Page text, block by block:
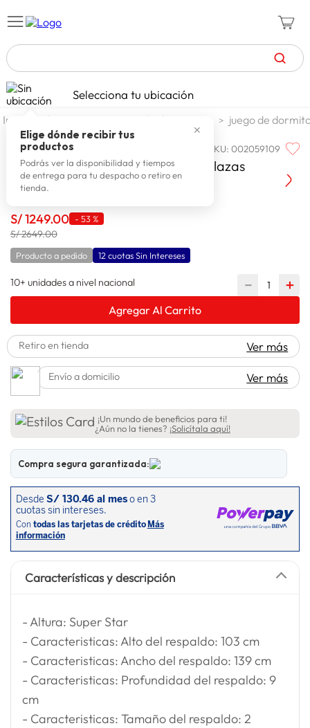
TÉRMINOS MÁS BUSCADOS
1. celulares
2. zapatillas mujer
3. zapatillas hombre
4. moda
6. tv
7. laptop
8 terrex
10. spiderman
Selecciona tu ubicación
✕
Elige dónde recibir tus
productos
Podrás ver la disponibilidad y tiempos
de entrega para tu despacho o retiro en
tienda.
dormitorio juego de dormitorio juego de
PARAISO SKU:002059109
Paraiso Dormitorio Super Star 2 Plazas
S/1249.00 - 53 %
S/ 2649.00
Producto a pedido 12 cuotas Sin Intereses
10+ unidades a nivel nacional ＋
－
Agregar Al Carrito
Retiro en tienda Ver más
Envío a domicilio Ver más
¡Un mundo de beneficios para ti!
¿Aún no la tienes? ¡Solicítala aquí!
Compra segura garantizada:
Características y descripción
- Altura: Super Star
- Caracteristicas: Alto del respaldo: 103 cm
- Caracteristicas: Ancho del respaldo: 139 cm
- Caracteristicas: Profundidad del respaldo: 9
cm
- Caracteristicas: Tamaño del respaldo: 2